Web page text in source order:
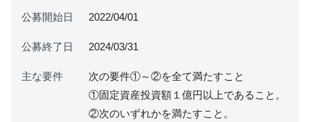
公募開始日 2022/04/01
公募終了日 2024/03/31
主な要件
次の要件①～②を全て満たすこと
①固定資産投資額１億円以上であること。
②次のいずれかを満たすこと。